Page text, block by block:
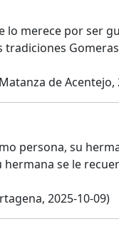
lo merece por ser
tradiciones
de Acentejo,
persona, su
hermana se le
2025-10-09)